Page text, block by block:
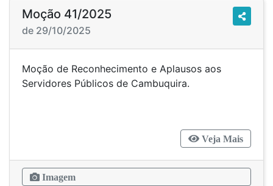
Moção 41/2025
de 29/10/2025
Moção de Reconhecimento e Aplausos aos
Servidores Públicos de Cambuquira.
Veja Mais
Imagem